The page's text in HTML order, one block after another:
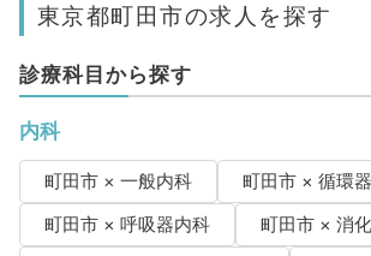
東京都町田市の求人を探す
診療科目から探す
内科
町田市 × 一般内科
町田市 × 循環
町田市 × 呼吸器内科
町田市 × 消